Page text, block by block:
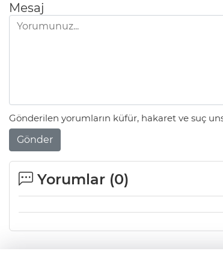
Mesaj
Gönderilen yorumların küfür, hakaret ve suç
Gönder
Yorumlar (0)